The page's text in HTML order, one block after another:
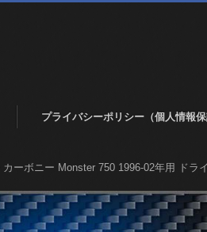
プライバシーポリシー（個人情報
カーボニー Monster 750 1996-02年用 ドラ